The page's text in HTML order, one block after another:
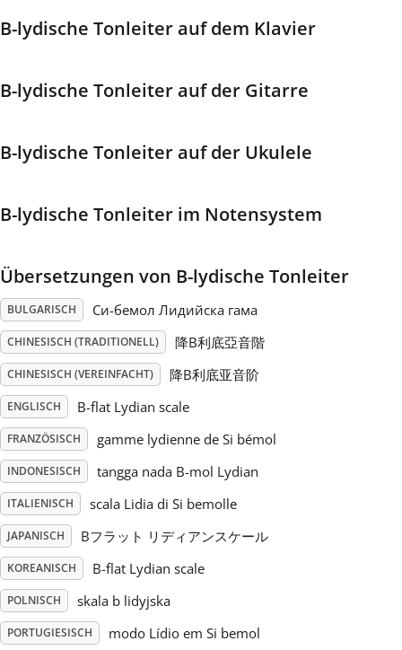
Português
Русский
Svenska
Tiếng Việt
Türkçe
Українська
简体中文
繁體中文
B-lydische Tonleiter auf dem Klavier
B-lydische Tonleiter auf der Gitarre
B-lydische Tonleiter auf der Ukulele
B-lydische Tonleiter im Notensystem
Übersetzungen von B-lydische Tonleiter
BULGARISCH Си-бемол Лидийска гама
CHINESISCH (TRADITIONELL) 降B利底亞音階
CHINESISCH (VEREINFACHT) 降B利底亚音阶
ENGLISCH B-flat Lydian scale
FRANZÖSISCH gamme lydienne de Si bémol
INDONESISCH tangga nada B-mol Lydian
ITALIENISCH scala Lidia di Si bemolle
JAPANISCH Bフラット リディアンスケール
KOREANISCH B-flat Lydian scale
POLNISCH skala b lidyjska
PORTUGIESISCH modo Lídio em Si bemol